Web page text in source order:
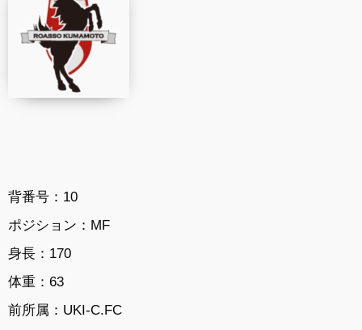
背番号：10
ポジション：MF
身長：170
体重：63
前所属：UKI-C.FC